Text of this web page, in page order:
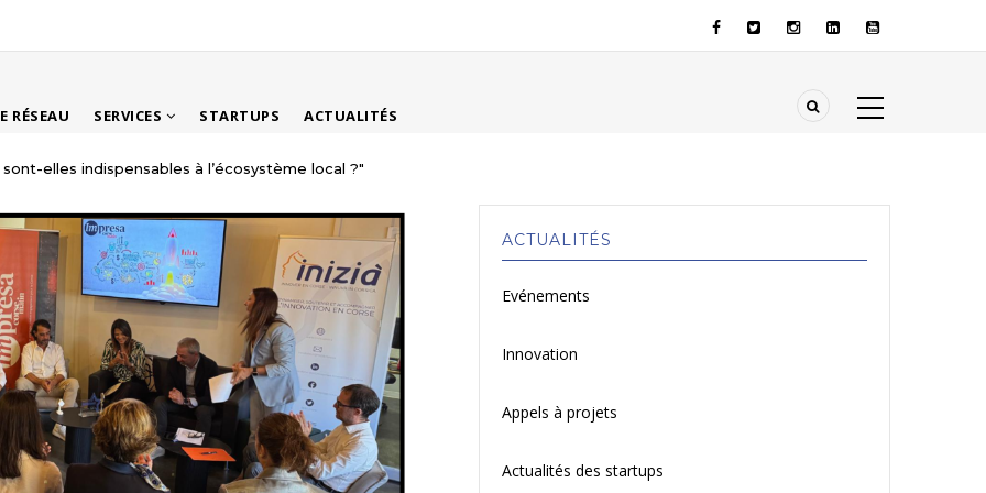
RÉSEAU SERVICES STARTUPS ACTUALITÉS
elles indispensables à l’écosystème local ?"
ACTUALITÉS
Evénements
Innovation
Appels à projets
Actualités des startups